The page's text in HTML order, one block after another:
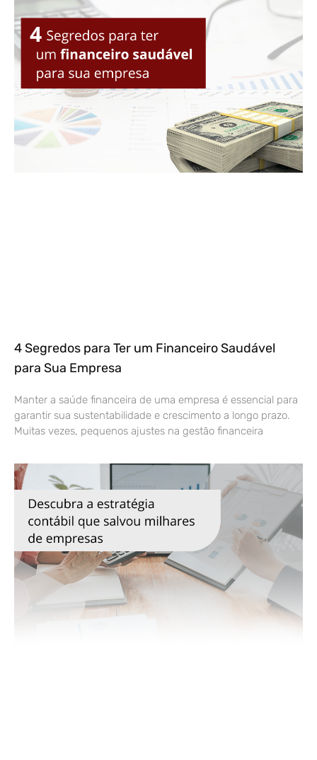
4 Segredos para Ter um Financeiro Saudável
para Sua Empresa
Manter a saúde financeira de uma empresa é essencial para
garantir sua sustentabilidade e crescimento a longo prazo.
Muitas vezes, pequenos ajustes na gestão financeira